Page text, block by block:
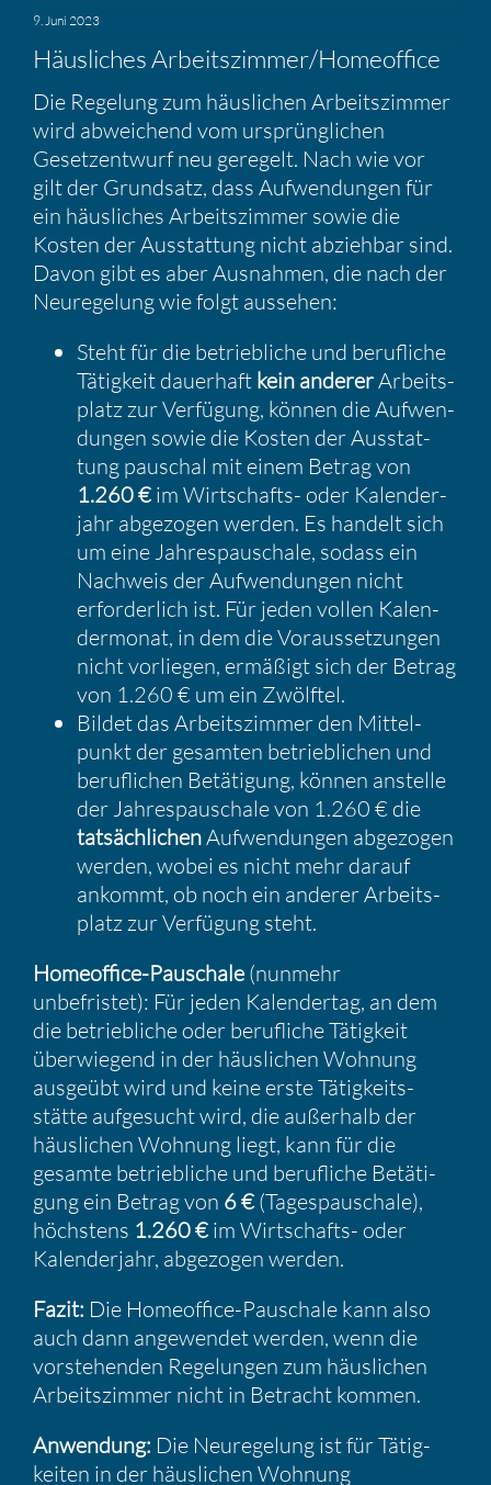
9. Juni 2023
Häusli­ches Arbeitszimmer/​Homeoffice
Die Regelung zum häusli­chen Arbeits­zimmer
wird abwei­chend vom ursprüng­li­chen
Gesetz­ent­wurf neu geregelt. Nach wie vor
gilt der Grund­satz, dass Aufwen­dungen für
ein häusli­ches Arbeits­zimmer sowie die
Kosten der Ausstat­tung nicht abziehbar sind.
Davon gibt es aber Ausnahmen, die nach der
Neure­ge­lung wie folgt aussehen:
Steht für die betrieb­liche und beruf­liche
Tätig­keit dauer­haft kein andererArbeits­
platz zur Verfü­gung, können die Aufwen­
dungen sowie die Kosten der Ausstat­
tung pauschal mit einem Betrag von
1.260 €im Wirtschafts- oder Kalen­der­
jahr abgezogen werden. Es handelt sich
um eine Jahres­pau­schale, sodass ein
Nachweis der Aufwen­dungen nicht
erfor­der­lich ist. Für jeden vollen Kalen­
der­monat, in dem die Voraus­set­zungen
nicht vorliegen, ermäßigt sich der Betrag
von 1.260 € um ein Zwölftel.
Bildet das Arbeits­zimmer den Mittel­
punkt der gesamten betrieb­li­chen und
beruf­li­chen Betäti­gung, können anstelle
der Jahres­pau­schale von 1.260 € die
tatsäch­li­chenAufwen­dungen abgezogen
werden, wobei es nicht mehr darauf
ankommt, ob noch ein anderer Arbeits­
platz zur Verfü­gung steht.
Homeof­fice-Pauschale (nunmehr
unbefristet): Für jeden Kalen­dertag, an dem
die betrieb­liche oder beruf­liche Tätig­keit
überwie­gend in der häusli­chen Wohnung
ausgeübt wird und keine erste Tätig­keits­
stätte aufge­sucht wird, die außer­halb der
häusli­chen Wohnung liegt, kann für die
gesamte betrieb­liche und beruf­liche Betäti­
gung ein Betrag von 6 €(Tages­pau­schale),
höchs­tens 1.260 €im Wirtschafts- oder
Kalen­der­jahr, abgezogen werden.
Fazit: Die Homeof­fice-Pauschale kann also
auch dann angewendet werden, wenn die
vorste­henden Regelungen zum häusli­chen
Arbeits­zimmer nicht in Betracht kommen.
Anwen­dung: Die Neure­ge­lung ist für Tätig­
keiten in der häusli­chen Wohnung